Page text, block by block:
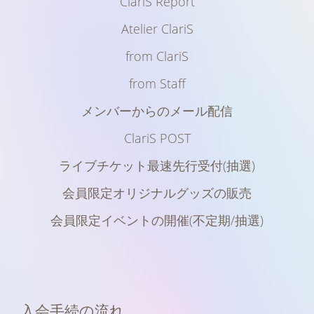
Atelier ClariS
from ClariS
from Staff
メンバーからのメール配信
ClariS POST
ライブチケット最速先行受付(抽選)
会員限定オリジナルグッズの販売
会員限定イベントの開催(不定期/抽選)